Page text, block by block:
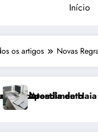
Início
os artigos Novas
2026: Efeitos